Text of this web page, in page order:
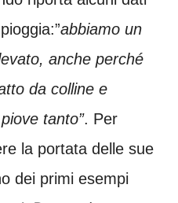
abbiamo un
anche perché
da colline e
tanto”. Per
la portata delle sue
dei primi esempi